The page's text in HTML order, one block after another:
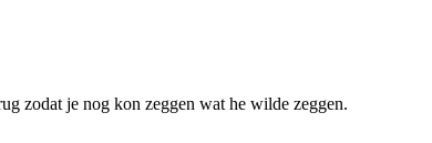
zodat je nog kon zeggen wat he wilde zeggen.